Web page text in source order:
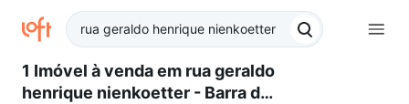
1 Imóvel à venda em rua geraldo
henrique nienkoetter - Barra do